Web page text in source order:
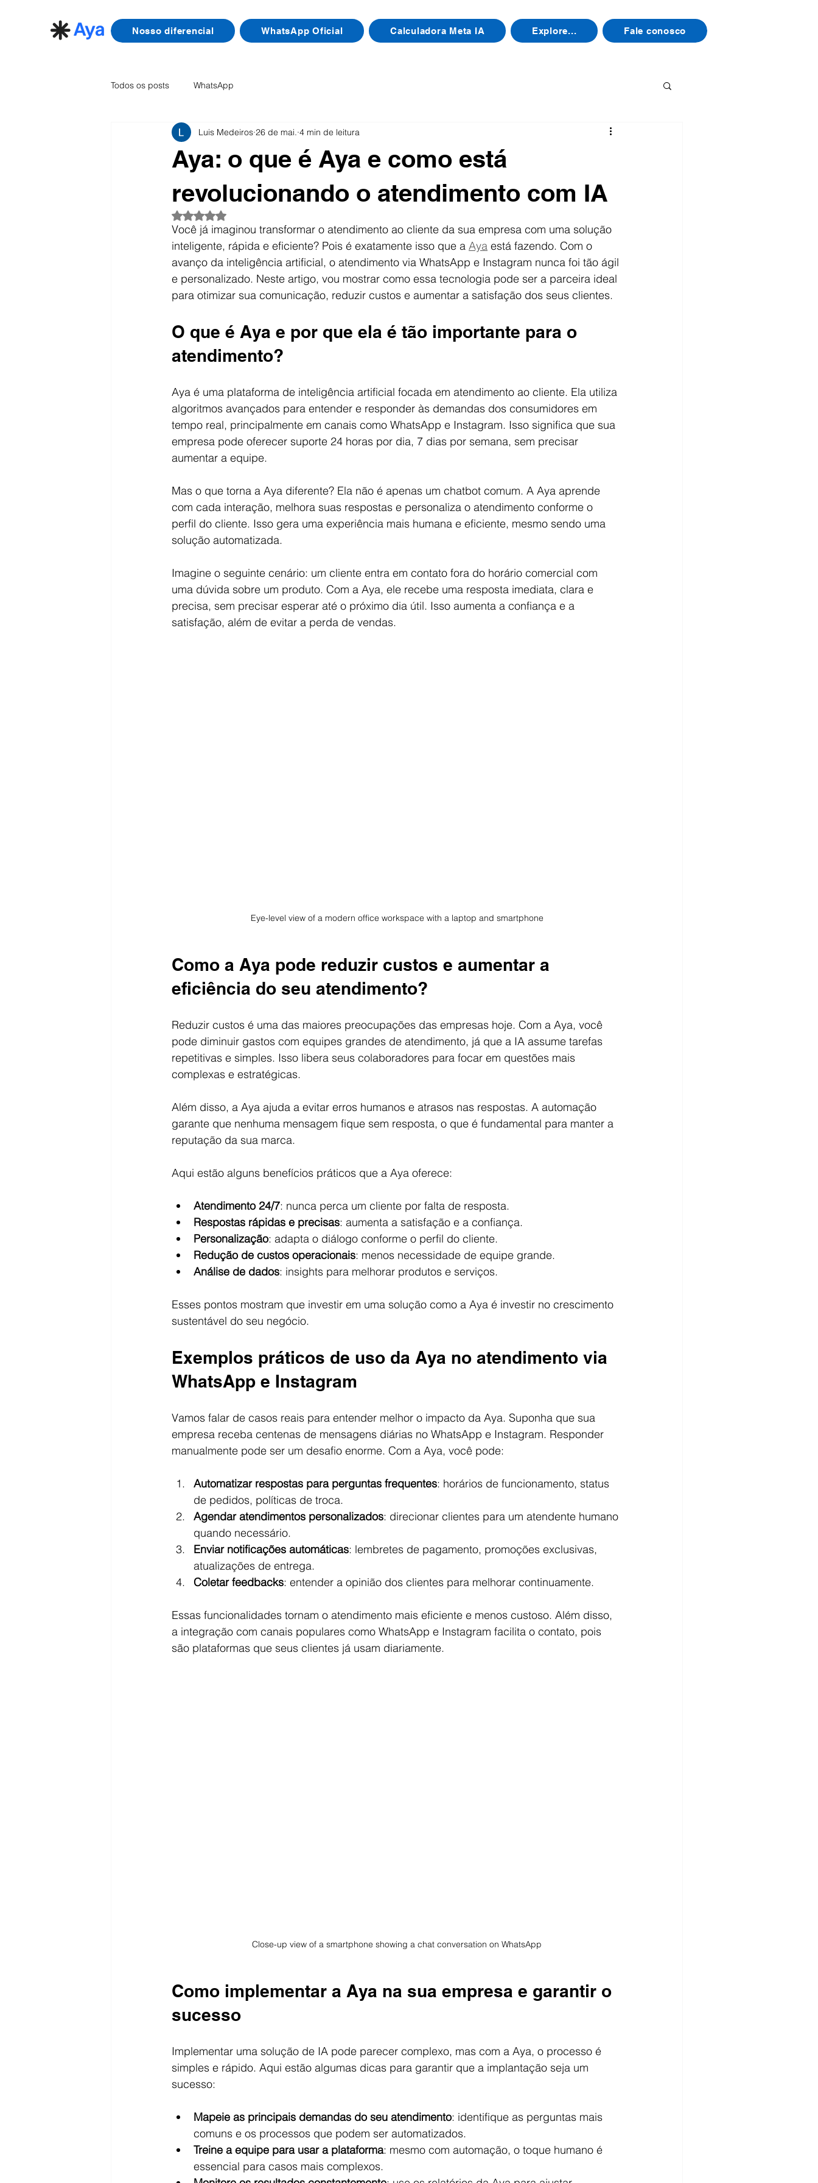
Nosso diferencial WhatsApp Oficial Calculadora Meta IA Explore... Fale conosco
Todos os posts WhatsApp
Aya: o que é Aya e como está
revolucionando o atendimento com IA
Luis Medeiros 26 de mai. 4 min de leitura
Avaliado com NaN de 5 estrelas.
Você já imaginou transformar o atendimento ao cliente da sua empresa com uma solução
inteligente, rápida e eficiente? Pois é exatamente isso que a Aya está fazendo. Com o
avanço da inteligência artificial, o atendimento via WhatsApp e Instagram nunca foi tão ágil
e personalizado. Neste artigo, vou mostrar como essa tecnologia pode ser a parceira ideal
para otimizar sua comunicação, reduzir custos e aumentar a satisfação dos seus clientes.
O que é Aya e por que ela é tão importante para o
atendimento?
Aya é uma plataforma de inteligência artificial focada em atendimento ao cliente. Ela utiliza
algoritmos avançados para entender e responder às demandas dos consumidores em
tempo real, principalmente em canais como WhatsApp e Instagram. Isso significa que sua
empresa pode oferecer suporte 24 horas por dia, 7 dias por semana, sem precisar
aumentar a equipe.
Mas o que torna a Aya diferente? Ela não é apenas um chatbot comum. A Aya aprende
com cada interação, melhora suas respostas e personaliza o atendimento conforme o
perfil do cliente. Isso gera uma experiência mais humana e eficiente, mesmo sendo uma
solução automatizada.
Imagine o seguinte cenário: um cliente entra em contato fora do horário comercial com
uma dúvida sobre um produto. Com a Aya, ele recebe uma resposta imediata, clara e
precisa, sem precisar esperar até o próximo dia útil. Isso aumenta a confiança e a
satisfação, além de evitar a perda de vendas.
Eye-level view of a modern office workspace with a laptop and smartphone
Como a Aya pode reduzir custos e aumentar a
eficiência do seu atendimento?
Reduzir custos é uma das maiores preocupações das empresas hoje. Com a Aya, você
pode diminuir gastos com equipes grandes de atendimento, já que a IA assume tarefas
repetitivas e simples. Isso libera seus colaboradores para focar em questões mais
complexas e estratégicas.
Além disso, a Aya ajuda a evitar erros humanos e atrasos nas respostas. A automação
garante que nenhuma mensagem fique sem resposta, o que é fundamental para manter a
reputação da sua marca.
Aqui estão alguns benefícios práticos que a Aya oferece:
Atendimento 24/7: nunca perca um cliente por falta de resposta.
Respostas rápidas e precisas: aumenta a satisfação e a confiança.
Personalização: adapta o diálogo conforme o perfil do cliente.
Redução de custos operacionais: menos necessidade de equipe grande.
Análise de dados: insights para melhorar produtos e serviços.
Esses pontos mostram que investir em uma solução como a Aya é investir no crescimento
sustentável do seu negócio.
Exemplos práticos de uso da Aya no atendimento via
WhatsApp e Instagram
Vamos falar de casos reais para entender melhor o impacto da Aya. Suponha que sua
empresa receba centenas de mensagens diárias no WhatsApp e Instagram. Responder
manualmente pode ser um desafio enorme. Com a Aya, você pode:
Automatizar respostas para perguntas frequentes: horários de funcionamento, status
de pedidos, políticas de troca.
Agendar atendimentos personalizados: direcionar clientes para um atendente humano
quando necessário.
Enviar notificações automáticas: lembretes de pagamento, promoções exclusivas,
atualizações de entrega.
Coletar feedbacks: entender a opinião dos clientes para melhorar continuamente.
Essas funcionalidades tornam o atendimento mais eficiente e menos custoso. Além disso,
a integração com canais populares como WhatsApp e Instagram facilita o contato, pois
são plataformas que seus clientes já usam diariamente.
Close-up view of a smartphone showing a chat conversation on WhatsApp
Como implementar a Aya na sua empresa e garantir o
sucesso
Implementar uma solução de IA pode parecer complexo, mas com a Aya, o processo é
simples e rápido. Aqui estão algumas dicas para garantir que a implantação seja um
sucesso:
Mapeie as principais demandas do seu atendimento: identifique as perguntas mais
comuns e os processos que podem ser automatizados.
Treine a equipe para usar a plataforma: mesmo com automação, o toque humano é
essencial para casos mais complexos.